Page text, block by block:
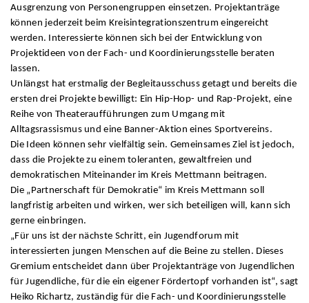
Ausgrenzung von Personengruppen einsetzen. Projektanträge
können jederzeit beim Kreisintegrationszentrum eingereicht
werden. Interessierte können sich bei der Entwicklung von
Projektideen von der Fach- und Koordinierungsstelle beraten
lassen.
Unlängst hat erstmalig der Begleitausschuss getagt und bereits die
ersten drei Projekte bewilligt: Ein Hip-Hop- und Rap-Projekt, eine
Reihe von Theateraufführungen zum Umgang mit
Alltagsrassismus und eine Banner-Aktion eines Sportvereins.
Die Ideen können sehr vielfältig sein. Gemeinsames Ziel ist jedoch,
dass die Projekte zu einem toleranten, gewaltfreien und
demokratischen Miteinander im Kreis Mettmann beitragen.
Die „Partnerschaft für Demokratie“ im Kreis Mettmann soll
langfristig arbeiten und wirken, wer sich beteiligen will, kann sich
gerne einbringen.
„Für uns ist der nächste Schritt, ein Jugendforum mit
interessierten jungen Menschen auf die Beine zu stellen. Dieses
Gremium entscheidet dann über Projektanträge von Jugendlichen
für Jugendliche, für die ein eigener Fördertopf vorhanden ist“, sagt
Heiko Richartz, zuständig für die Fach- und Koordinierungsstelle